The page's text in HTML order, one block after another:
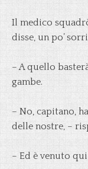
Il medico
disse, un po’
– A quello
gambe.
– No, capitano,
delle nostre, –
– Ed è venuto